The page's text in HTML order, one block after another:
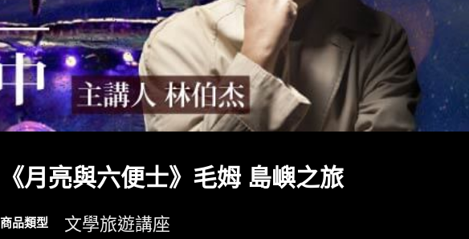
《月亮與六便士》毛姆 島嶼之旅
商品類型 文學旅遊講座